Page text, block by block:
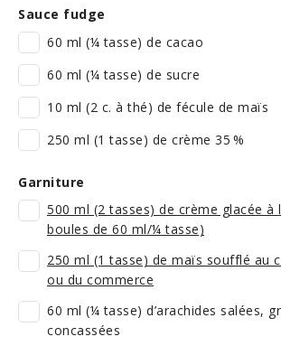
Sauce fudge
60 ml (¼ tasse) de cacao
60 ml (¼ tasse) de sucre
10 ml (2 c. à thé) de fécule de maïs
250 ml (1 tasse) de crème 35 %
Garniture
500 ml (2 tasses) de crème glacée à
boules de 60 ml/¼ tasse)
250 ml (1 tasse) de maïs soufflé au
ou du commerce
60 ml (¼ tasse) d’arachides salées,
concassées